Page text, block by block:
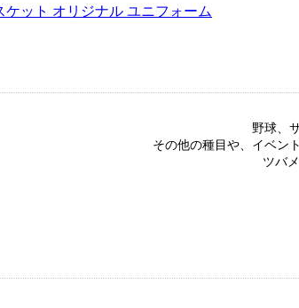
野球、
その他の種目や、イベン
ツバ